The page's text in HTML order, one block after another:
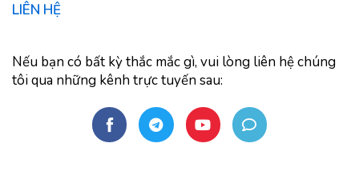
LIÊN HỆ
Nếu bạn có bất kỳ thắc mắc gì, vui lòng liên hệ chúng
tôi qua những kênh trực tuyến sau: